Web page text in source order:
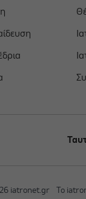
iatronet.gr Το